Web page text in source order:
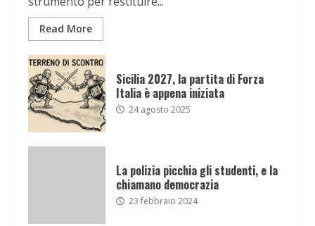
Read More
Sicilia 2027, la partita di Forza
Italia è appena iniziata
24 agosto 2025
La polizia picchia gli studenti, e la
chiamano democrazia
23 febbraio 2024